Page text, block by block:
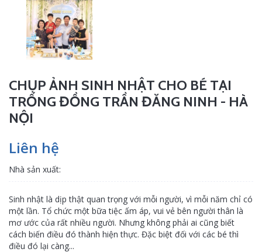
CHỤP ẢNH SINH NHẬT CHO BÉ TẠI
TRỐNG ĐỒNG TRẦN ĐĂNG NINH - HÀ
NỘI
Liên hệ
Nhà sản xuất:
Sinh nhật là dịp thật quan trọng với mỗi người, vì mỗi năm chỉ có
một lần. Tổ chức một bữa tiệc ấm áp, vui vẻ bên người thân là
mơ ước của rất nhiều người. Nhưng không phải ai cũng biết
cách biến điều đó thành hiện thực. Đặc biệt đối với các bé thì
điều đó lại càng...